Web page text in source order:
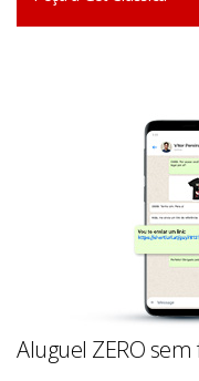
Aluguel ZERO